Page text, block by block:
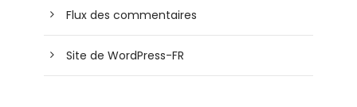
Flux des commentaires
Site de WordPress-FR